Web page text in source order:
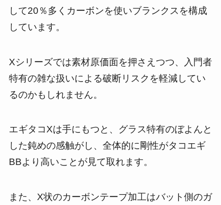
して20％多くカーボンを使いブランクスを構成
しています。
Xシリーズでは素材原価面を押さえつつ、入門者
特有の雑な扱いによる破断リスクを軽減してい
るのかもしれません。
エギタコXは手にもつと、グラス特有のぼよんと
した鈍めの感触がし、全体的に剛性がタコエギ
BBより高いことが見て取れます。
また、X状のカーボンテープ加工はバット側のガ